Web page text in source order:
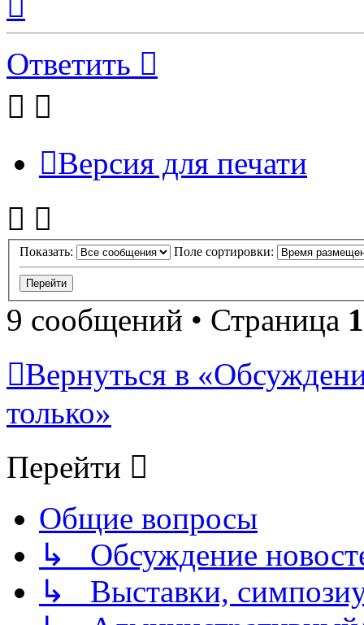
началу
Ответить
Версия для печати
Показать: Поле сортировки:
9 сообщений • Страница 1
Вернуться в
только»
Перейти
Общие вопросы
↳ Обсуждение
↳ Выставки,